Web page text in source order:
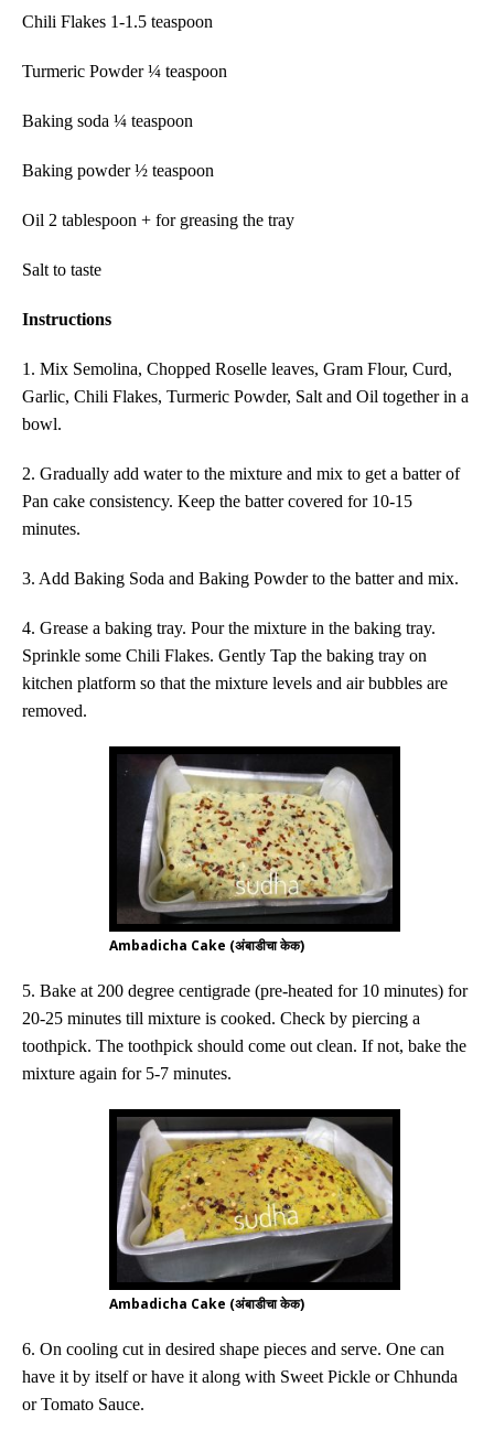
Chili Flakes 1-1.5 teaspoon
Turmeric Powder ¼ teaspoon
Baking soda ¼ teaspoon
Baking powder ½ teaspoon
Oil 2 tablespoon + for greasing the tray
Salt to taste
Instructions
1. Mix Semolina, Chopped Roselle leaves, Gram Flour, Curd,
Garlic, Chili Flakes, Turmeric Powder, Salt and Oil together in a
bowl.
2. Gradually add water to the mixture and mix to get a batter of
Pan cake consistency. Keep the batter covered for 10-15
minutes.
3. Add Baking Soda and Baking Powder to the batter and mix.
4. Grease a baking tray. Pour the mixture in the baking tray.
Sprinkle some Chili Flakes. Gently Tap the baking tray on
kitchen platform so that the mixture levels and air bubbles are
removed.
Ambadicha Cake (अंबाडीचा केक)
5. Bake at 200 degree centigrade (pre-heated for 10 minutes) for
20-25 minutes till mixture is cooked. Check by piercing a
toothpick. The toothpick should come out clean. If not, bake the
mixture again for 5-7 minutes.
Ambadicha Cake (अंबाडीचा केक)
6. On cooling cut in desired shape pieces and serve. One can
have it by itself or have it along with Sweet Pickle or Chhunda
or Tomato Sauce.